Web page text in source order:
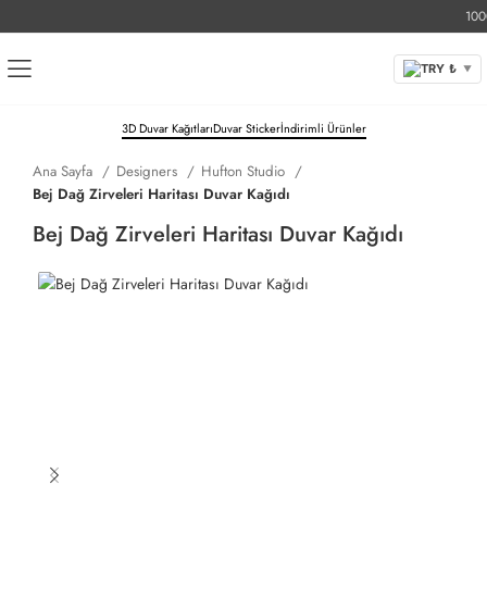
TRY ₺ ▼
3D Duvar KağıtlarıDuvar Stickerİndirimli Ürünler
Ana Sayfa Designers
Hufton Studio
Bej Dağ Zirveleri Haritası Duvar Kağıdı
Bej Dağ Zirveleri Haritası Duvar Kağıdı